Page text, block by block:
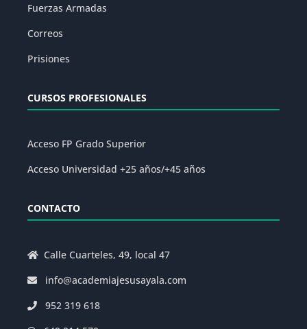
Fuerzas Armadas
Correos
Prisiones
CURSOS PROFESIONALES
Acceso FP Grado Superior
Acceso Universidad +25 años/+45 años
CONTACTO
Calle Cuarteles, 49, local 47
info@academiajesusayala.com
952 319 618